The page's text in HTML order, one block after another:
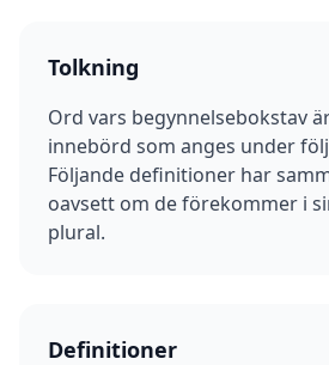
Tolkning
Ord vars begynnelsebokstav
innebörd som anges under
Följande definitioner har
oavsett om de förekommer i
plural.
Definitioner